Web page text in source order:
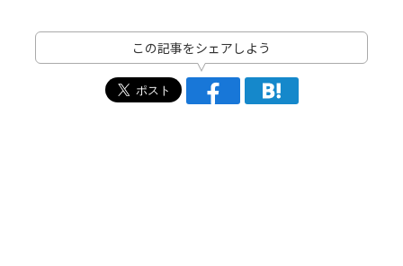
この記事をシェアしよう